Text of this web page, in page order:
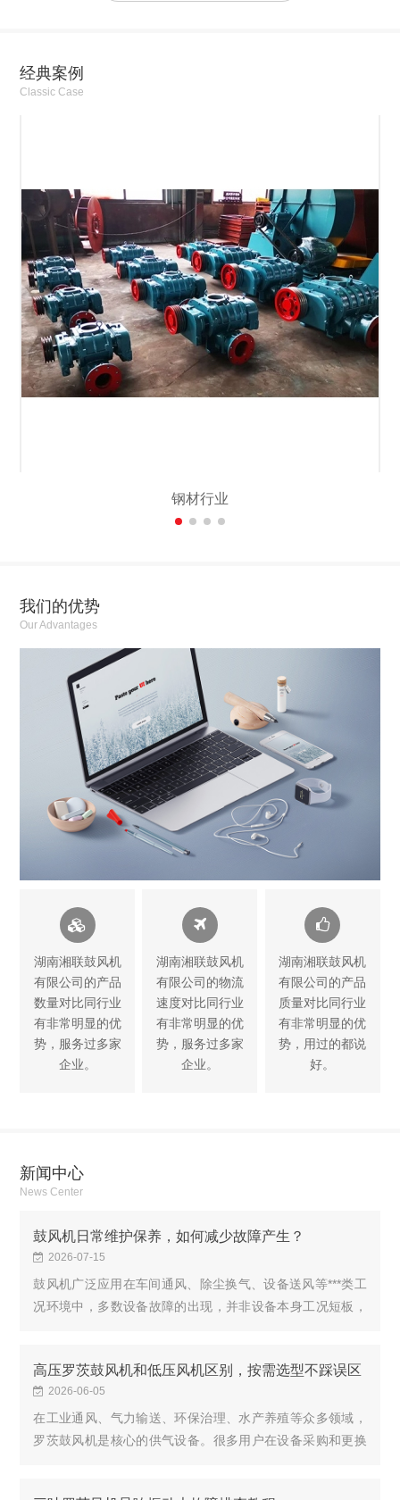
经典案例
Classic Case
钢材行业
我们的优势
Our Advantages
湖南湘联鼓风机
有限公司的产品
数量对比同行业
有非常明显的优
势，服务过多家
企业。
湖南湘联鼓风机
有限公司的物流
速度对比同行业
有非常明显的优
势，服务过多家
企业。
湖南湘联鼓风机
有限公司的产品
质量对比同行业
有非常明显的优
势，用过的都说
好。
新闻中心
News Center
鼓风机日常维护保养，如何减少故障产生？
2026-07-15
鼓风机广泛应用在车间通风、除尘换气、设备送风等***类工
况环境中，多数设备故障的出现，并非设备本身工况短板，
高压罗茨鼓风机和低压风机区别，按需选型不踩误区
2026-06-05
在工业通风、气力输送、环保治理、水产养殖等众多领域，
罗茨鼓风机是核心的供气设备。很多用户在设备采购和更换